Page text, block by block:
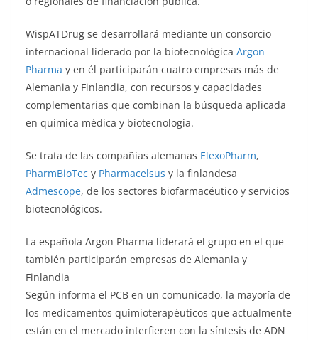
WispATDrug se desarrollará mediante un consorcio
internacional liderado por la biotecnológica Argon
Pharma y en él participarán cuatro empresas más de
Alemania y Finlandia, con recursos y capacidades
complementarias que combinan la búsqueda aplicada
en química médica y biotecnología.
Se trata de las compañías alemanas ElexoPharm,
PharmBioTec y Pharmacelsus y la finlandesa
Admescope, de los sectores biofarmacéutico y servicios
biotecnológicos.
La española Argon Pharma liderará el grupo en el que
también participarán empresas de Alemania y
Finlandia
Según informa el PCB en un comunicado, la mayoría de
los medicamentos quimioterapéuticos que actualmente
están en el mercado interfieren con la síntesis de ADN